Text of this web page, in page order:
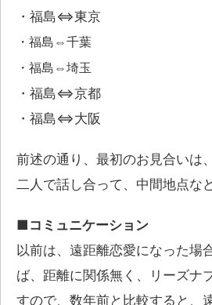
・福島⇔東京
・福島⇔千葉
・福島⇔埼玉
・福島⇔京都
・福島⇔大阪
前述の通り、最初のお見合いは
二人で話し合って、中間地点な
■コミュニケーション
以前は、遠距離恋愛になった場
ば、距離に関係無く、リーズナ
すので、数年前と比較すると、